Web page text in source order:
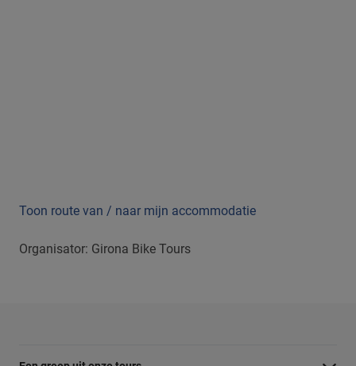
Toon route van / naar mijn accommodatie
Organisator: Girona Bike Tours